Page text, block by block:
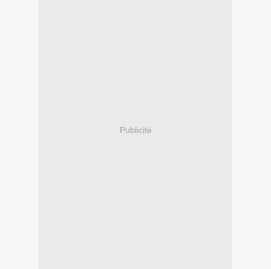
Publicité